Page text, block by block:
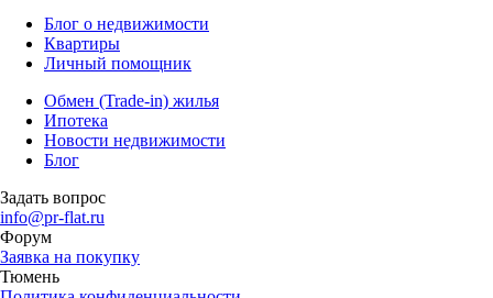
Блог о недвижимости
Квартиры
Личный помощник
Обмен (Trade-in) жилья
Ипотека
Новости недвижимости
Блог
Задать вопрос
info@pr-flat.ru
Форум
Заявка на покупку
Тюмень